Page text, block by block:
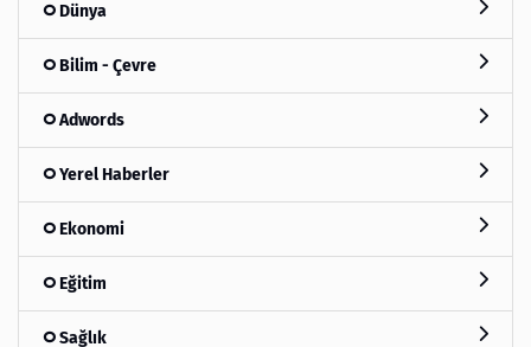
Dünya
Bilim - Çevre
Adwords
Yerel Haberler
Ekonomi
Eğitim
Sağlık